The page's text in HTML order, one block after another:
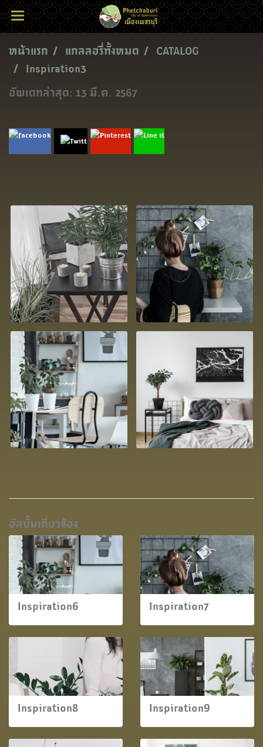
หน้าแรก แกลลอรี่ทั้งหมด
CATALOG
Inspiration3
อัพเดทล่าสุด: 13 มี.ค. 2567
อัลบั้มเกี่ยวข้อง
Inspiration6 Inspiration7
Inspiration8 Inspiration9